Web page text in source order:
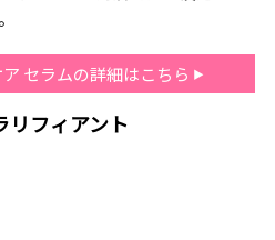
セラムの詳細はこちら
リフィアント